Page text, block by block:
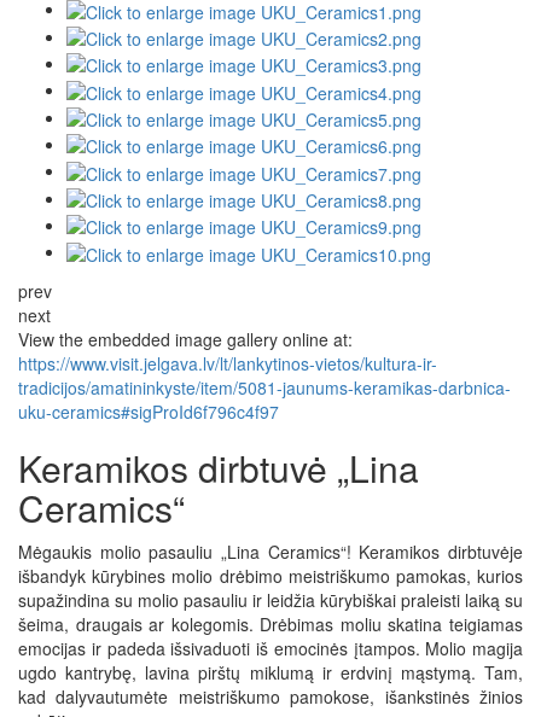
prev
next
View the embedded image gallery online at:
https://www.visit.jelgava.lv/lt/lankytinos-vietos/kultura-ir-
tradicijos/amatininkyste/item/5081-jaunums-keramikas-darbnica-
uku-ceramics#sigProId6f796c4f97
Keramikos dirbtuvė „Lina
Ceramics“
Mėgaukis molio pasauliu „Lina Ceramics“! Keramikos dirbtuvėje
išbandyk kūrybines molio drėbimo meistriškumo pamokas, kurios
supažindina su molio pasauliu ir leidžia kūrybiškai praleisti laiką su
šeima, draugais ar kolegomis. Drėbimas moliu skatina teigiamas
emocijas ir padeda išsivaduoti iš emocinės įtampos. Molio magija
ugdo kantrybę, lavina pirštų miklumą ir erdvinį mąstymą. Tam,
kad dalyvautumėte meistriškumo pamokose, išankstinės žinios